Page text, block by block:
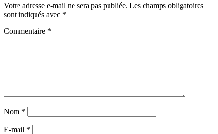
Votre adresse e-mail ne sera pas publiée. Les champs obligatoires
sont indiqués avec *
Commentaire *
Nom *
E-mail *